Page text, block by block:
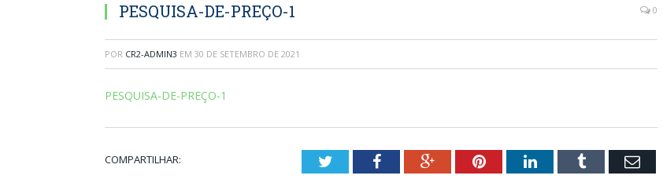
PESQUISA-DE-PREÇO-1 0
POR CR2-ADMIN3 EM 30 DE SETEMBRO DE 2021
PESQUISA-DE-PREÇO-1
COMPARTILHAR: TwitterFacebookGoogle+PinterestLinkedInTumblr